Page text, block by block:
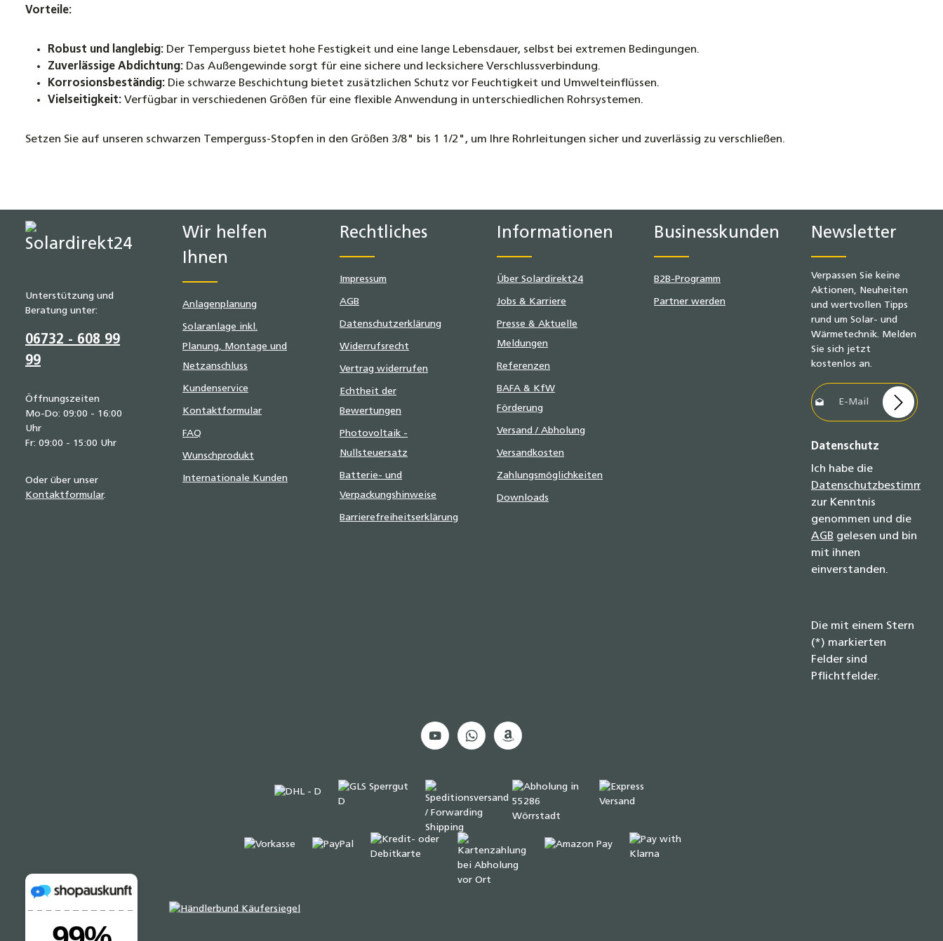
Vorteile:
Robust und langlebig: Der Temperguss bietet hohe Festigkeit und eine lange Lebensdauer, selbst bei extremen Bedingungen.
Zuverlässige Abdichtung: Das Außengewinde sorgt für eine sichere und lecksichere Verschlussverbindung.
Korrosionsbeständig: Die schwarze Beschichtung bietet zusätzlichen Schutz vor Feuchtigkeit und Umwelteinflüssen.
Vielseitigkeit: Verfügbar in verschiedenen Größen für eine flexible Anwendung in unterschiedlichen Rohrsystemen.
Setzen Sie auf unseren schwarzen Temperguss-Stopfen in den Größen 3/8" bis 1 1/2", um Ihre Rohrleitungen sicher und zuverlässig zu verschließen.
Unterstützung und
Beratung unter:
06732 - 608 99
99
Öffnungszeiten
Mo-Do: 09:00 - 16:00
Uhr
Fr: 09:00 - 15:00 Uhr
Oder über unser
Kontaktformular.
Wir helfen
Ihnen
Anlagenplanung
Solaranlage inkl.
Planung, Montage und
Netzanschluss
Kundenservice
Kontaktformular
FAQ
Wunschprodukt
Internationale Kunden
Rechtliches
Impressum
AGB
Datenschutzerklärung
Widerrufsrecht
Vertrag widerrufen
Echtheit der
Bewertungen
Photovoltaik -
Nullsteuersatz
Batterie- und
Verpackungshinweise
Barrierefreiheitserklärung
Informationen
Über Solardirekt24
Jobs & Karriere
Presse & Aktuelle
Meldungen
Referenzen
BAFA & KfW
Förderung
Versand / Abholung
Versandkosten
Zahlungsmöglichkeiten
Downloads
Businesskunden
B2B-Programm
Partner werden
Newsletter
Verpassen Sie keine
Aktionen, Neuheiten
und wertvollen Tipps
rund um Solar- und
Wärmetechnik. Melden
Sie sich jetzt
kostenlos an.
E-Mail-Adresse*
Datenschutz
Ich habe die
zur Kenntnis
genommen und die
AGB gelesen und bin
mit ihnen
einverstanden.
Die mit einem Stern
(*) markierten
Felder sind
Pflichtfelder.